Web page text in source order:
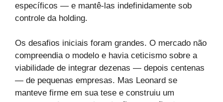
específicos — e mantê-las indefinidamente sob
controle da holding.
Os desafios iniciais foram grandes. O mercado não
compreendia o modelo e havia ceticismo sobre a
viabilidade de integrar dezenas — depois centenas
— de pequenas empresas. Mas Leonard se
manteve firme em sua tese e construiu um